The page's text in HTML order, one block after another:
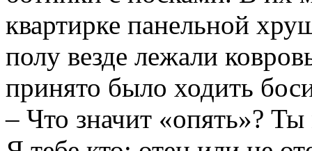
квартирке панельной
полу везде лежали
принято было ходить
– Что значит «опять»?